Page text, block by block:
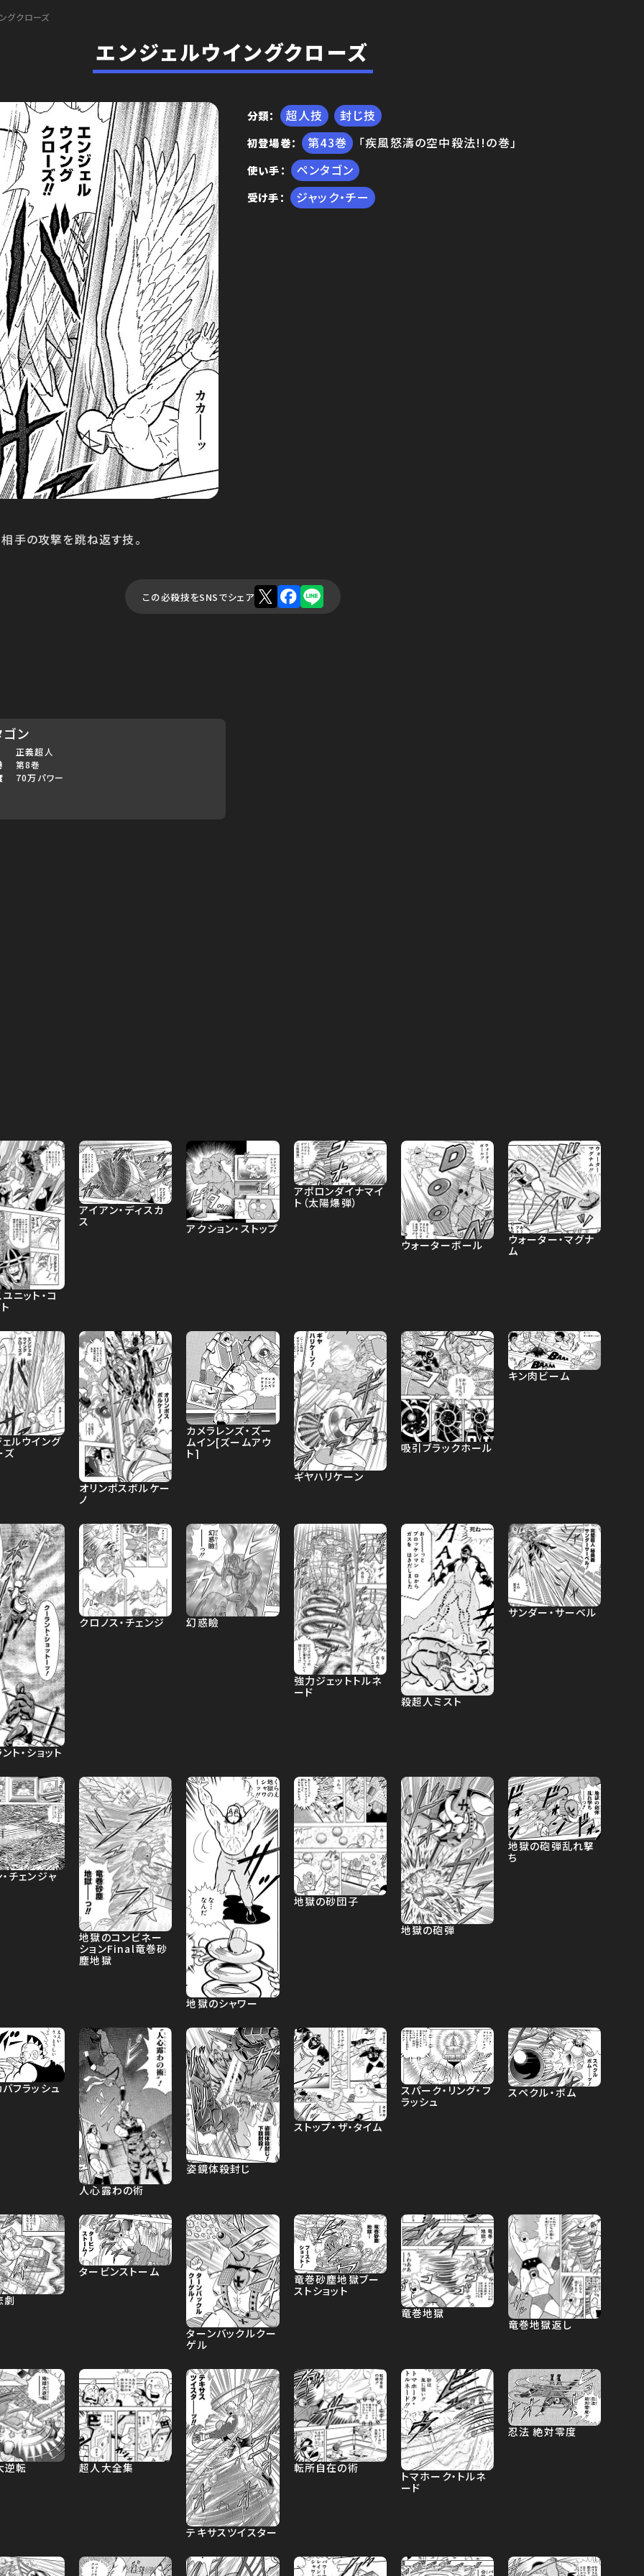
争奪編
グクローズ
エンジェルウイングクローズ
分類 超人技 封じ技
初登場巻 43 「疾風怒濤の空中殺法!!の巻」
使い手 ペンタゴン
受け手 ジャック・チー
手の攻撃を跳ね返す技。
この必殺技をSNSでシェア
ン
正義超人
第8巻
70万パワー
ニット・コ
アイアン・ディスカ
ス
アクション・ストップ
アポロンダイナマイ
ト（太陽爆弾）
ウォーターボール
ウォーター・マグナ
ム
ルウイング
ズ
オリンポスボルケー
ノ
カメラレンズ・ズー
ムイン[ズームアウ
ト]
ギヤハリケーン
吸引ブラックホール
キン肉ビーム
ト・ショット
クロノス・チェンジ 幻惑瞼
強力ジェットトルネ
ード
殺超人ミスト
サンダー・サーベル
チェンジャ
地獄のコンビネー
ションFinal竜巻砂
塵地獄
地獄のシャワー
地獄の砂団子
地獄の砲弾
地獄の砲弾乱れ撃
ち
フラッシュ
人心露わの術
姿鏡体殺封じ
ストップ・ザ・タイム
スパーク・リング・フ
ラッシュ
スペクル・ボム
劇
タービンストーム
ターンバックルクー
ゲル
竜巻砂塵地獄ブー
ストショット
竜巻地獄
竜巻地獄返し
逆転 超人大全集
テキサスツイスター
転所自在の術
トマホーク・トルネ
ード
忍法 絶対零度